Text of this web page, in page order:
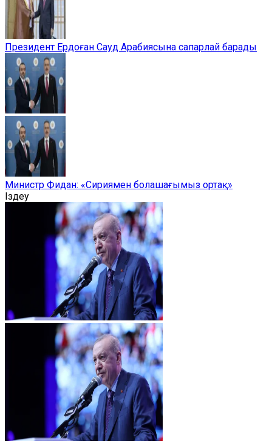
Президент Ердоған Сауд Арабиясына сапарлай барады
Министр Фидан: «Сириямен болашағымыз ортақ»
Іздеу